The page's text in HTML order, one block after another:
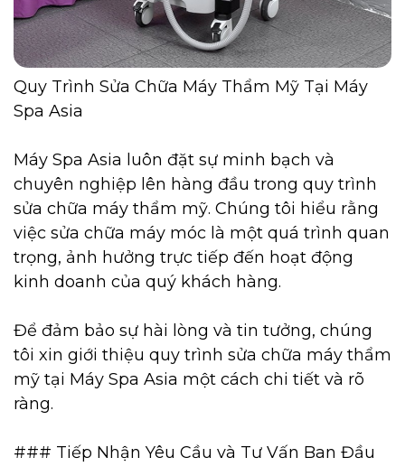
Quy Trình Sửa Chữa Máy Thẩm Mỹ Tại Máy
Spa Asia
Máy Spa Asia luôn đặt sự minh bạch và
chuyên nghiệp lên hàng đầu trong quy trình
sửa chữa máy thẩm mỹ. Chúng tôi hiểu rằng
việc sửa chữa máy móc là một quá trình quan
trọng, ảnh hưởng trực tiếp đến hoạt động
kinh doanh của quý khách hàng.
Để đảm bảo sự hài lòng và tin tưởng, chúng
tôi xin giới thiệu quy trình sửa chữa máy thẩm
mỹ tại Máy Spa Asia một cách chi tiết và rõ
ràng.
### Tiếp Nhận Yêu Cầu và Tư Vấn Ban Đầu